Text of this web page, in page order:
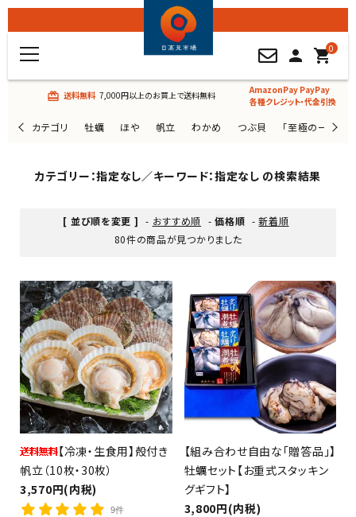
person 0
shopping_cart
card_giftcard 送料無料 7,000円以上のお買上で送料無料
AmazonPay PayPay
各種クレジット・代金引換
カテゴリ 牡蠣 ほや 帆立 わかめ つぶ貝 「至極の一杯」
（銀鮭・さば・さんま等）
カテゴリー：指定なし／キーワード：指定なし の検索結果
[ 並び順を変更 ] - おすすめ順 -価格順 -新着順
80件の商品が見つかりました
【冷凍・生食用】殻付き
帆立（10枚・30枚）
3,570円(内税)
9件
【組み合わせ自由な「贈答品」】
牡蠣セット【お重式スタッキン
グギフト】
3,800円(内税)